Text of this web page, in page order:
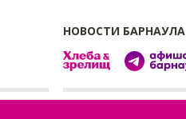
НОВОСТИ БАРНАУЛА